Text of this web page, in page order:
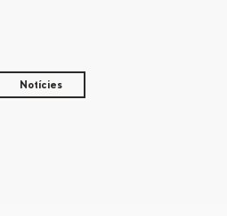
Notícies